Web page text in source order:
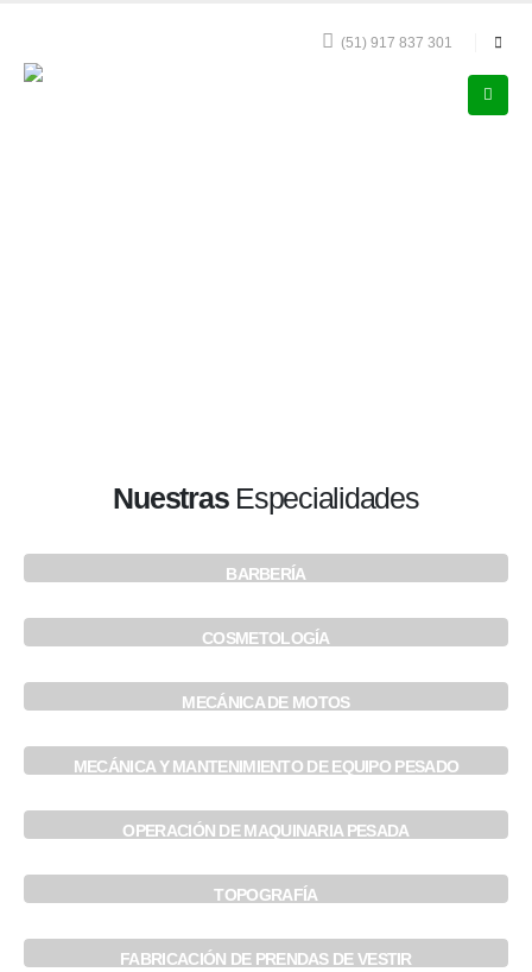
(51) 917 837 301
NuestrasEspecialidades
BARBERÍA
COSMETOLOGÍA
MECÁNICA DE MOTOS
MECÁNICA Y MANTENIMIENTO DE EQUIPO PESADO
OPERACIÓN DE MAQUINARIA PESADA
TOPOGRAFÍA
FABRICACIÓN DE PRENDAS DE VESTIR